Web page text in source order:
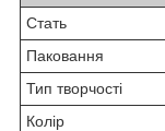
Стать
Паковання
Тип творчості
Колір